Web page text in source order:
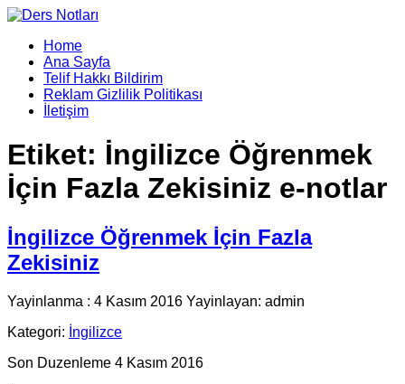
Home
Ana Sayfa
Telif Hakkı Bildirim
Reklam Gizlilik Politikası
İletişim
Etiket: İngilizce Öğrenmek
İçin Fazla Zekisiniz e-notlar
İngilizce Öğrenmek İçin Fazla
Zekisiniz
Yayinlanma : 4 Kasım 2016 Yayinlayan: admin
Kategori: İngilizce
Son Duzenleme 4 Kasım 2016